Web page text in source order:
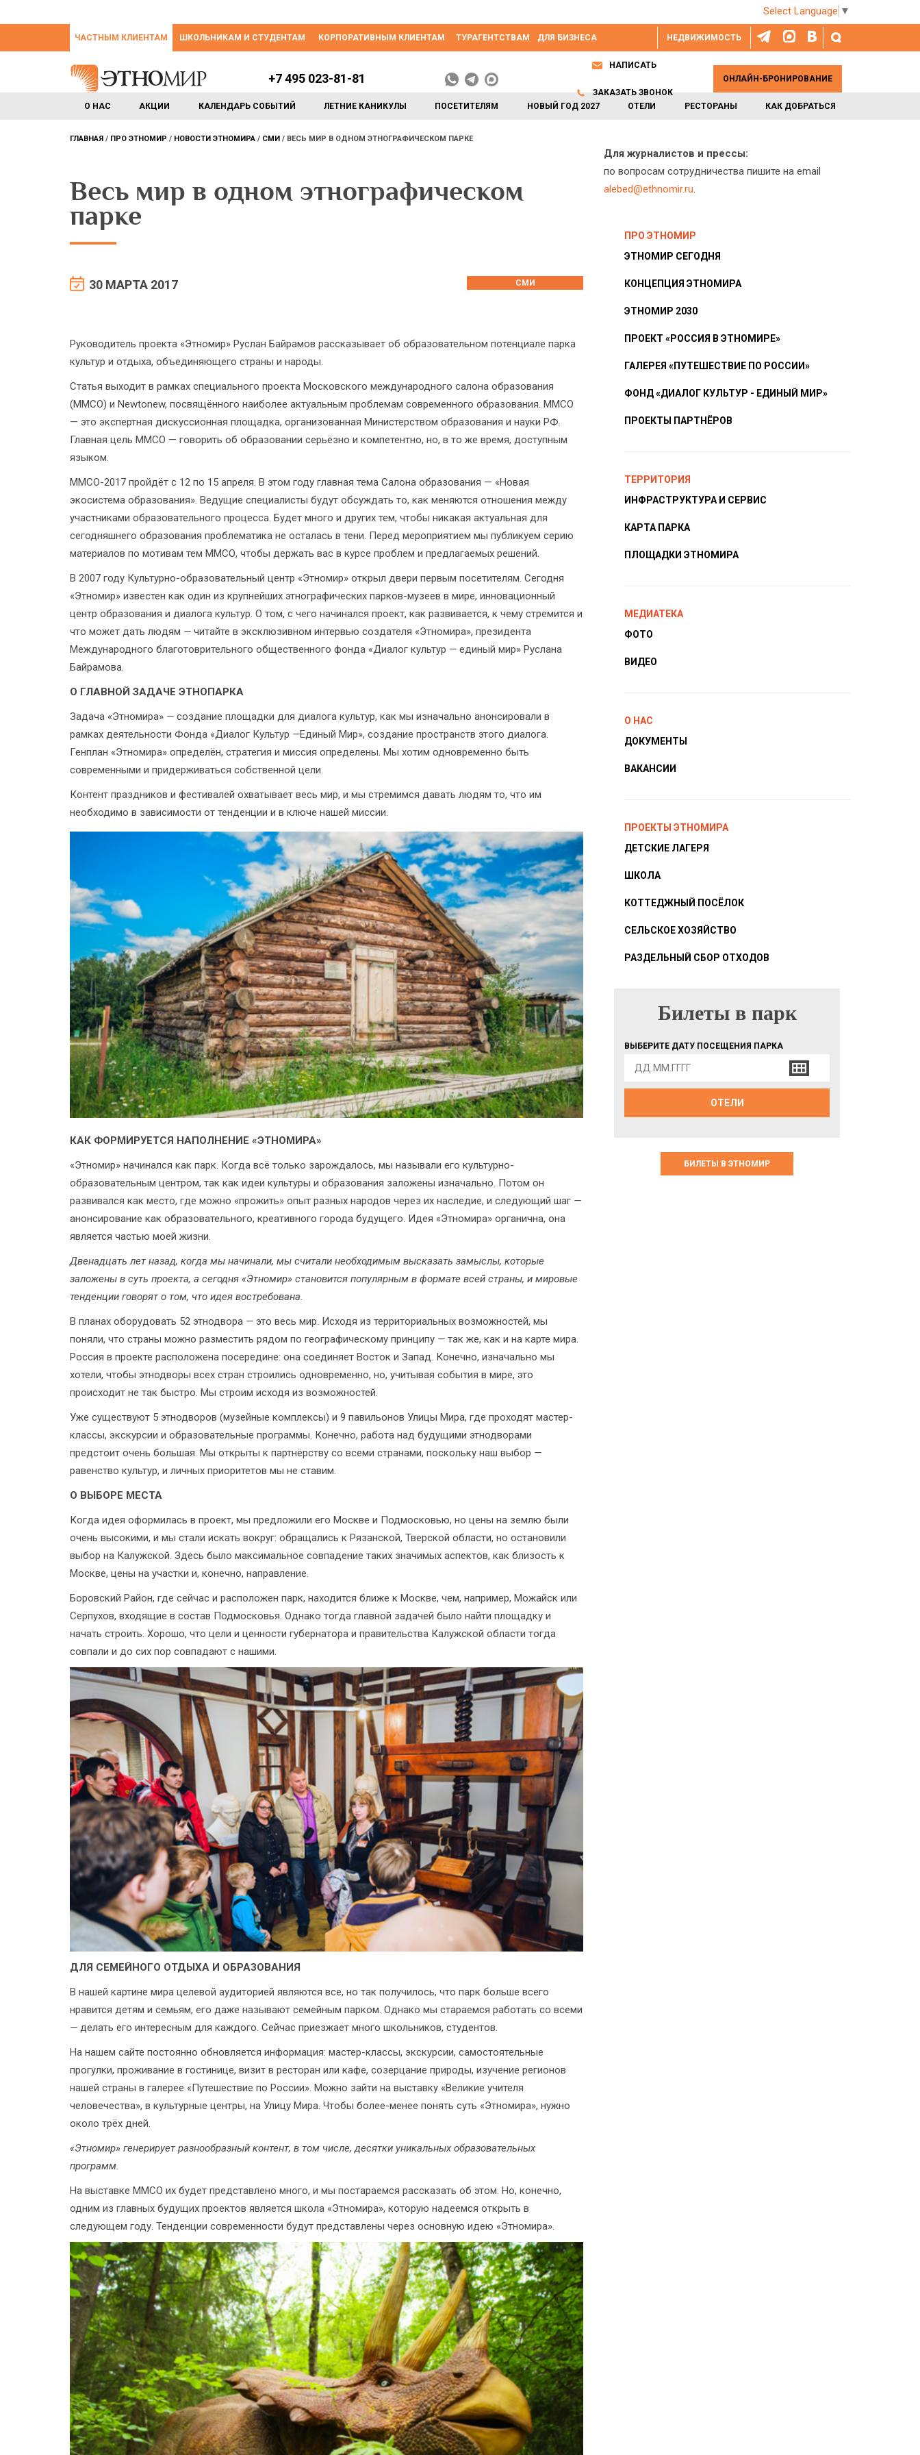
Select Language ▼
НЕДВИЖИМОСТЬ
ЧАСТНЫМ КЛИЕНТАМ ШКОЛЬНИКАМ И СТУДЕНТАМ КОРПОРАТИВНЫМ КЛИЕНТАМ ТУРАГЕНТСТВАМ ДЛЯ БИЗНЕСА
О НАС АКЦИИ КАЛЕНДАРЬ СОБЫТИЙ ЛЕТНИЕ КАНИКУЛЫ ПОСЕТИТЕЛЯМ НОВЫЙ ГОД 2027 ОТЕЛИ РЕСТОРАНЫ КАК ДОБРАТЬСЯ
+7 495 023-81-81
НАПИСАТЬ
ЗАКАЗАТЬ ЗВОНОК
ОНЛАЙН-БРОНИРОВАНИЕ
ГЛАВНАЯ ПРО ЭТНОМИР НОВОСТИ ЭТНОМИРА СМИ ВЕСЬ МИР В ОДНОМ ЭТНОГРАФИЧЕСКОМ ПАРКЕ
Весь мир в одном этнографическом
парке
30 МАРТА 2017 СМИ
Руководитель проекта «Этномир» Руслан Байрамов рассказывает об образовательном потенциале парка
культур и отдыха, объединяющего страны и народы.
Статья выходит в рамках специального проекта Московского международного салона образования
(ММСО) и Newtonew, посвящённого наиболее актуальным проблемам современного образования. ММСО
— это экспертная дискуссионная площадка, организованная Министерством образования и науки РФ.
Главная цель ММСО — говорить об образовании серьёзно и компетентно, но, в то же время, доступным
языком.
ММСО-2017 пройдёт с 12 по 15 апреля. В этом году главная тема Салона образования — «Новая
экосистема образования». Ведущие специалисты будут обсуждать то, как меняются отношения между
участниками образовательного процесса.​ Будет много и других тем, чтобы никакая актуальная для
сегодняшнего образования проблематика не осталась в тени. Перед мероприятием мы публикуем серию
материалов по мотивам тем ММСО, чтобы держать вас в курсе проблем и предлагаемых решений.
В 2007 году Культурно-образовательный центр «Этномир» открыл двери первым посетителям. Сегодня
«Этномир» известен как один из крупнейших этнографических парков-музеев в мире, инновационный
центр образования и диалога культур. О том, с чего начинался проект, как развивается, к чему стремится и
что может дать людям — читайте в эксклюзивном интервью создателя «Этномира», президента
Международного благотоврительного общественного фонда «Диалог культур — единый мир» Руслана
Байрамова.
О ГЛАВНОЙ ЗАДАЧЕ ЭТНОПАРКА
Задача «Этномира» — создание площадки для диалога культур, как мы изначально анонсировали в
рамках деятельности Фонда «Диалог Культур —Единый Мир», создание пространств этого диалога.
Генплан «Этномира» определён, стратегия и миссия определены. Мы хотим одновременно быть
современными и придерживаться собственной цели.
Контент праздников и фестивалей охватывает весь мир, и мы стремимся давать людям то, что им
необходимо в зависимости от тенденции и в ключе нашей миссии.
КАК ФОРМИРУЕТСЯ НАПОЛНЕНИЕ «ЭТНОМИРА»
«Этномир» начинался как парк. Когда всё только зарождалось, мы называли его культурно-
образовательным центром, так как идеи культуры и образования заложены изначально. Потом он
развивался как место, где можно «прожить» опыт разных народов через их наследие, и следующий шаг —
анонсирование как образовательного, креативного города будущего. Идея «Этномира» органична, она
является частью моей жизни.
Двенадцать лет назад, когда мы начинали, мы считали необходимым высказать замыслы, которые
заложены в суть проекта, а сегодня «Этномир» становится популярным в формате всей страны, и мировые
тенденции говорят о том, что идея востребована.
В планах оборудовать 52 этнодвора — это весь мир. Исходя из территориальных возможностей, мы
поняли, что страны можно разместить рядом по географическому принципу — так же, как и на карте мира.
Россия в проекте расположена посередине: она соединяет Восток и Запад. Конечно, изначально мы
хотели, чтобы этнодворы всех стран строились одновременно, но, учитывая события в мире, это
происходит не так быстро. Мы строим исходя из возможностей.
Уже существуют 5 этнодворов (музейные комплексы) и 9 павильонов Улицы Мира, где проходят мастер-
классы, экскурсии и образовательные программы. Конечно, работа над будущими этнодворами
предстоит очень большая. Мы открыты к партнёрству со всеми странами, поскольку наш выбор —
равенство культур, и личных приоритетов мы не ставим.
О ВЫБОРЕ МЕСТА
Когда идея оформилась в проект, мы предложили его Москве и Подмосковью, но цены на землю были
очень высокими, и мы стали искать вокруг: обращались к Рязанской, Тверской области, но остановили
выбор на Калужской. Здесь было максимальное совпадение таких значимых аспектов, как близость к
Москве, цены на участки и, конечно, направление.
Боровский Район, где сейчас и расположен парк, находится ближе к Москве, чем, например, Можайск или
Серпухов, входящие в состав Подмосковья. Однако тогда главной задачей было найти площадку и
начать строить. Хорошо, что цели и ценности губернатора и правительства Калужской области тогда
совпали и до сих пор совпадают с нашими.
ДЛЯ СЕМЕЙНОГО ОТДЫХА И ОБРАЗОВАНИЯ
В нашей картине мира целевой аудиторией являются все, но так получилось, что парк больше всего
нравится детям и семьям, его даже называют семейным парком. Однако мы стараемся работать со всеми
— делать его интересным для каждого. Сейчас приезжает много школьников, студентов.
На нашем сайте постоянно обновляется информация: мастер-классы, экскурсии, самостоятельные
прогулки, проживание в гостинице, визит в ресторан или кафе, созерцание природы, изучение регионов
нашей страны в галерее «Путешествие по России». Можно зайти на выставку «Великие учителя
человечества», в культурные центры, на Улицу Мира. Чтобы более-менее понять суть «Этномира», нужно
около трёх дней.
«Этномир» генерирует разнообразный контент, в том числе, десятки уникальных образовательных
программ.
На выставке ММСО их будет представлено много, и мы постараемся рассказать об этом. Но, конечно,
одним из главных будущих проектов является школа «Этномира», которую надеемся открыть в
следующем году. Тенденции современности будут представлены через основную идею «Этномира».
Для журналистов и прессы:
по вопросам сотрудничества пишите на email
alebed@ethnomir.ru.
ПРО ЭТНОМИР
ЭТНОМИР СЕГОДНЯ
КОНЦЕПЦИЯ ЭТНОМИРА
ЭТНОМИР 2030
ПРОЕКТ «РОССИЯ В ЭТНОМИРЕ»
ГАЛЕРЕЯ «ПУТЕШЕСТВИЕ ПО РОССИИ»
ФОНД «ДИАЛОГ КУЛЬТУР - ЕДИНЫЙ МИР»
ПРОЕКТЫ ПАРТНЁРОВ
ТЕРРИТОРИЯ
ИНФРАСТРУКТУРА И СЕРВИС
КАРТА ПАРКА
ПЛОЩАДКИ ЭТНОМИРА
МЕДИАТЕКА
ФОТО
ВИДЕО
О НАС
ДОКУМЕНТЫ
ВАКАНСИИ
ПРОЕКТЫ ЭТНОМИРА
ДЕТСКИЕ ЛАГЕРЯ
ШКОЛА
КОТТЕДЖНЫЙ ПОСЁЛОК
СЕЛЬСКОЕ ХОЗЯЙСТВО
РАЗДЕЛЬНЫЙ СБОР ОТХОДОВ
БИЛЕТЫ В ПАРК
Билеты в парк
ВЫБЕРИТЕ ДАТУ ПОСЕЩЕНИЯ ПАРКА
ОТЕЛИ
БИЛЕТЫ В ЭТНОМИР